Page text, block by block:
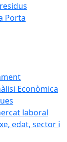
Porta
Econòmica
laboral
edat, sector i